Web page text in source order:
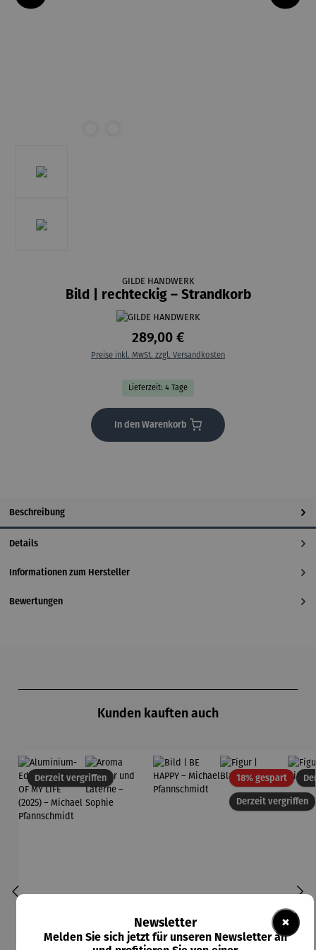
GILDE HANDWERK
Bild | rechteckig – Strandkorb
289,00 €
Preise inkl. MwSt. zzgl. Versandkosten
Lieferzeit: 4 Tage
In den Warenkorb
Beschreibung
Details
Informationen zum Hersteller
Bewertungen
Kunden kauften auch
Derzeit vergriffen
Derzeit vergriffen
18% gespartRabatt
×
Newsletter
Melden Sie sich jetzt für unseren Newsletter an